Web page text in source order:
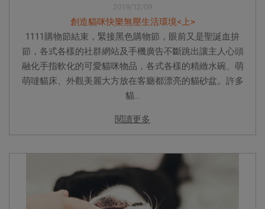
2019/12/09
創造貓咪快樂無壓生活環境<上>
1111購物節結束，緊接黑色購物節，眼前又是聖誕血拚
節，各式各樣的社群網站及手機廣告不斷跳出讓主人心頭
融化手指軟化的可愛貓咪物品，各式各樣的精緻水碗、萌
萌噠貓床、外觀美麗大方放在客廳都漂亮的貓砂盆。許多
貓...
閱讀更多